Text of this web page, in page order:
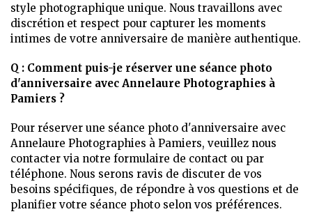
style photographique unique. Nous travaillons avec
discrétion et respect pour capturer les moments
intimes de votre anniversaire de manière authentique.
Q : Comment puis-je réserver une séance photo
d'anniversaire avec Annelaure Photographies à
Pamiers ?
Pour réserver une séance photo d'anniversaire avec
Annelaure Photographies à Pamiers, veuillez nous
contacter via notre formulaire de contact ou par
téléphone. Nous serons ravis de discuter de vos
besoins spécifiques, de répondre à vos questions et de
planifier votre séance photo selon vos préférences.